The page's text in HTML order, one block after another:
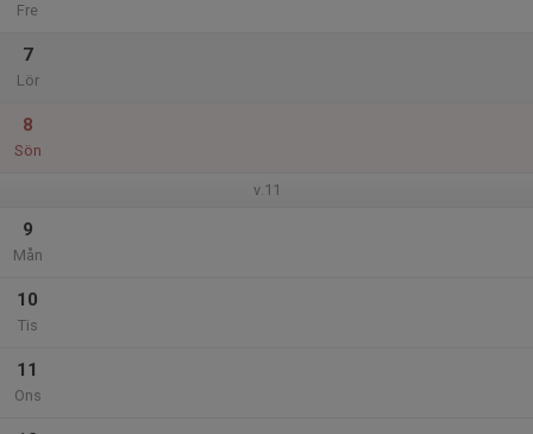
Fre
7
Lör
8
Sön
v.11
9
Mån
10
Tis
11
Ons